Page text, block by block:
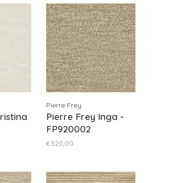
Pierre Frey
Pierre Frey Inga -
FP920002
€320,00